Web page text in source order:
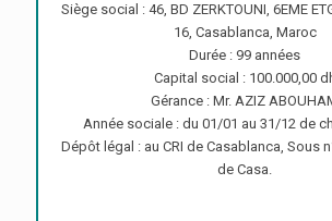
Siège social : 46, BD ZERKTOUNI, 6EME
16, Casablanca, Maroc
Durée : 99 années
Capital social : 100.000,00
Gérance : Mr. AZIZ
Année sociale : du 01/01 au 31/12 de
Dépôt légal : au CRI de Casablanca, Sous
de Casa.